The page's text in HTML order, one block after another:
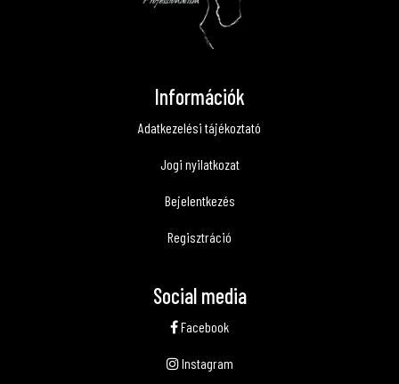
Információk
Adatkezelési tájékoztató
Jogi nyilatkozat
Bejelentkezés
Regisztráció
Social media
Facebook
Instagram